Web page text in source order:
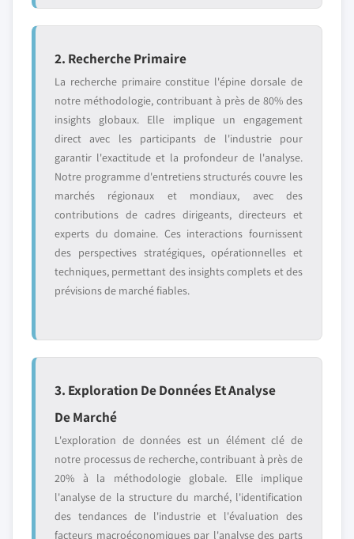
2. Recherche Primaire
La recherche primaire constitue l'épine dorsale de
notre méthodologie, contribuant à près de 80% des
insights globaux. Elle implique un engagement
direct avec les participants de l'industrie pour
garantir l'exactitude et la profondeur de l'analyse.
Notre programme d'entretiens structurés couvre les
marchés régionaux et mondiaux, avec des
contributions de cadres dirigeants, directeurs et
experts du domaine. Ces interactions fournissent
des perspectives stratégiques, opérationnelles et
techniques, permettant des insights complets et des
prévisions de marché fiables.
3. Exploration De Données Et Analyse
De Marché
L'exploration de données est un élément clé de
notre processus de recherche, contribuant à près de
20% à la méthodologie globale. Elle implique
l'analyse de la structure du marché, l'identification
des tendances de l'industrie et l'évaluation des
facteurs macroéconomiques par l'analyse des parts